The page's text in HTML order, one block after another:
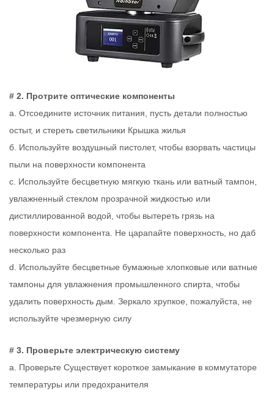
# 2. Протрите оптические компоненты
a. Отсоедините источник питания, пусть детали полностью
остыт, и стереть светильники Крышка жилья
б. Используйте воздушный пистолет, чтобы взорвать частицы
пыли на поверхности компонента
c. Используйте бесцветную мягкую ткань или ватный тампон,
увлажненный стеклом прозрачной жидкостью или
дистиллированной водой, чтобы вытереть грязь на
поверхности компонента. Не царапайте поверхность, но даб
несколько раз
d. Используйте бесцветные бумажные хлопковые или ватные
тампоны для увлажнения промышленного спирта, чтобы
удалить поверхность дым. Зеркало хрупкое, пожалуйста, не
используйте чрезмерную силу
# 3. Проверьте электрическую систему
a. Проверьте Существует короткое замыкание в коммутаторе
температуры или предохранителя